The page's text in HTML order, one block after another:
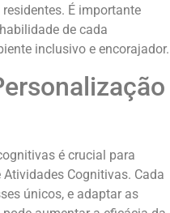
É importante
de cada
inclusivo e encorajador.
é crucial para
Cognitivas. Cada
únicos, e adaptar as